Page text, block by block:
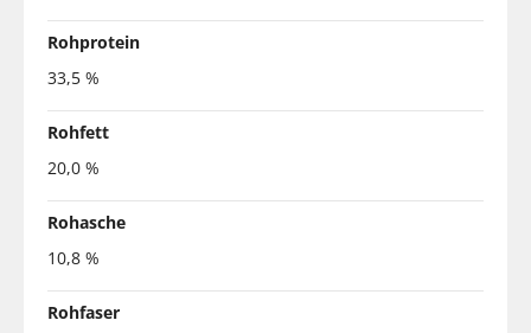
Rohprotein
33,5 %
Rohfett
20,0 %
Rohasche
10,8 %
Rohfaser